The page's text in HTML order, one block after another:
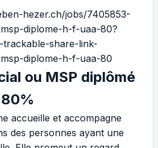
hezer.ch/jobs/7405853-
diplome-h-f-uaa-80?
share-link-
diplome-h-f-uaa-80
ou MSP diplômé
accueille et accompagne
des personnes ayant une